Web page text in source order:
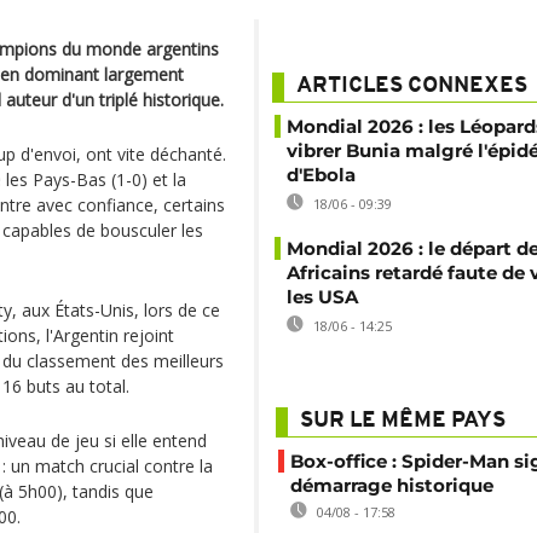
du monde argentins
dominant largement
d'un triplé historique.
d'envoi, ont vite déchanté.
Pays-Bas (1-0) et la
avec confiance, certains
de bousculer les
aux États-Unis, lors de ce
l'Argentin rejoint
classement des meilleurs
buts au total.
de jeu si elle entend
un match crucial contre la
5h00), tandis que
ARTICLES CONNEXES
Mondial 2026 : les
vibrer Bunia malgré
d'Ebola
18/06 - 09:39
Mondial 2026 : le départ
Africains retardé faute de
les USA
18/06 - 14:25
SUR LE MÊME PAYS
Box-office : Spider-Man
démarrage historique
04/08 - 17:58